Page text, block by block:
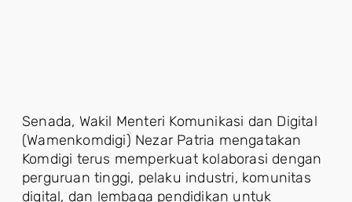
Senada, Wakil Menteri Komunikasi dan Digital
(Wamenkomdigi) Nezar Patria mengatakan
Komdigi terus memperkuat kolaborasi dengan
perguruan tinggi, pelaku industri, komunitas
digital, dan lembaga pendidikan untuk